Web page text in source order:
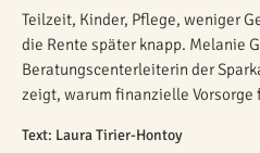
Teilzeit, Kinder, Pflege, weniger
die Rente später knapp. Melanie
Beratungscenterleiterin der
zeigt, warum finanzielle Vorsorge
Text: Laura Tirier-Hontoy